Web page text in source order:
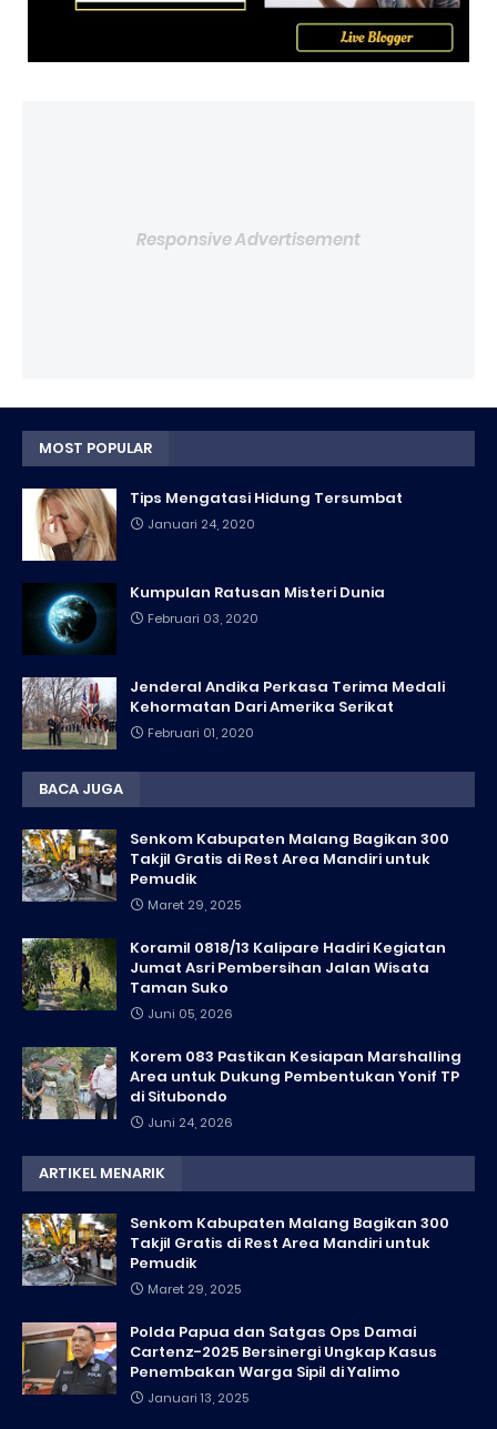
Responsive Advertisement
MOST POPULAR
Tips Mengatasi Hidung Tersumbat
Januari 24, 2020
Kumpulan Ratusan Misteri Dunia
Februari 03, 2020
Jenderal Andika Perkasa Terima Medali
Kehormatan Dari Amerika Serikat
Februari 01, 2020
BACA JUGA
Senkom Kabupaten Malang Bagikan 300
Takjil Gratis di Rest Area Mandiri untuk
Pemudik
Maret 29, 2025
Koramil 0818/13 Kalipare Hadiri Kegiatan
Jumat Asri Pembersihan Jalan Wisata
Taman Suko
Juni 05, 2026
Korem 083 Pastikan Kesiapan Marshalling
Area untuk Dukung Pembentukan Yonif TP
di Situbondo
Juni 24, 2026
ARTIKEL MENARIK
Senkom Kabupaten Malang Bagikan 300
Takjil Gratis di Rest Area Mandiri untuk
Pemudik
Maret 29, 2025
Polda Papua dan Satgas Ops Damai
Cartenz-2025 Bersinergi Ungkap Kasus
Penembakan Warga Sipil di Yalimo
Januari 13, 2025